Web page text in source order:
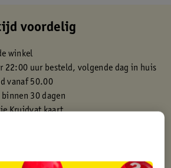
voordelig
winkel
22:00 uur besteld, volgende dag in huis
vanaf 50.00
30 dagen
Kruidvat kaart